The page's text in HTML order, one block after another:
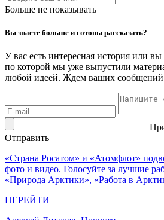
Больше не показывать
Вы знаете больше и готовы рассказать?
У вас есть интересная история или вы
по которой мы уже выпустили
любой идеей. Ждем ваших
Отправить
«Страна Росатом» и «Атомфлот»
фото и видео. Голосуйте за лучшие
«Природа Арктики», «Работа в
ПЕРЕЙТИ